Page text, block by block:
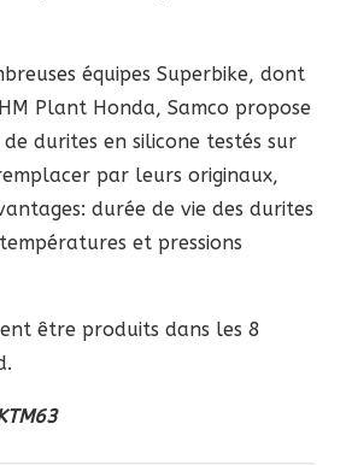
équipes Superbike, dont
Plant Honda, Samco propose
durites en silicone testés sur
par leurs originaux,
durée de vie des durites
et pressions
être produits dans les 8